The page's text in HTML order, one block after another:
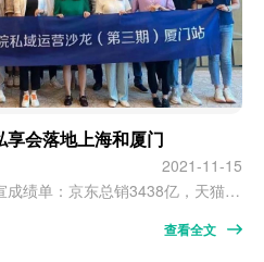
会落地上海和厦门
2021-11-15
618大促收官，各电商平台官宣成绩单：京东总销3438亿，天猫品牌商家新增6000万会员，抖音618直播总时长2852万小时…… 当然，作为大促主角的各商家们也从公域的狂欢里舀得了一杯羹，私域蓄水池普遍见涨。 值得注意的是，据数据统计，今年的618，Z世代（1995-2010年间出生的人群）成为活跃度最高的消费群体，各大电商平台也推出了针对Z世代的圈层营销，所以 大促后如何促成新客首购？ 怎样推进…
查看全文